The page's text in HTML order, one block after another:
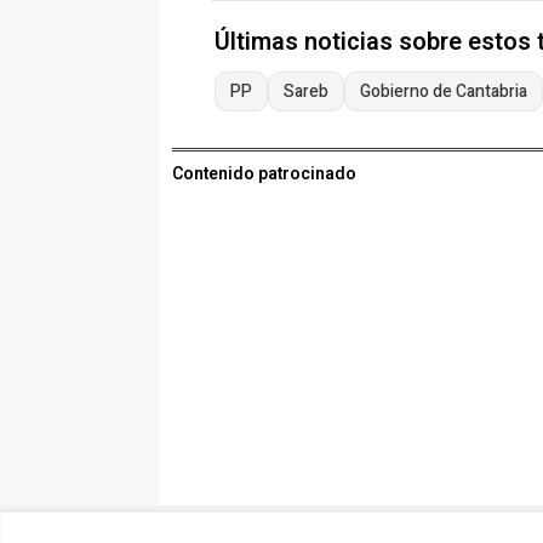
Últimas noticias sobre estos
PP Sareb Gobierno de Cantabria
Contenido patrocinado